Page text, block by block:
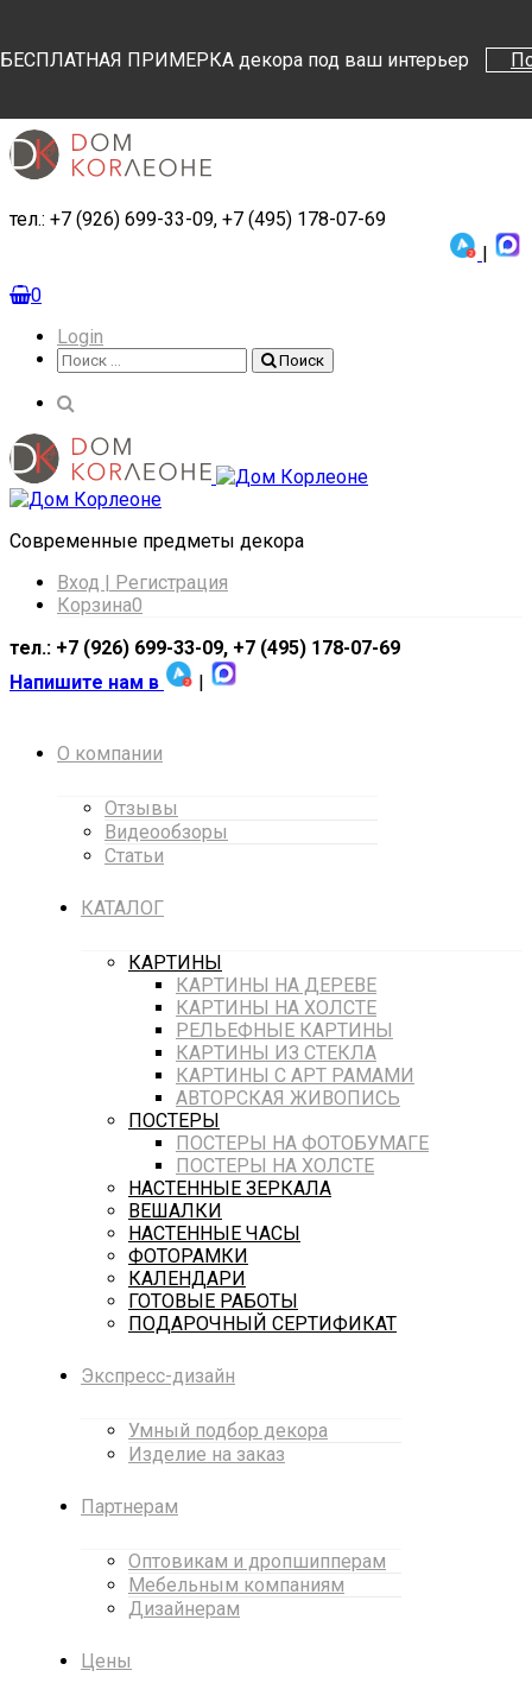
БЕСПЛАТНАЯ ПРИМЕРКА декора под ваш интерьер
тел.: +7 (926) 699-33-09, +7 (495) 178-07-69
|
0
Login
Поиск
Поиск
Cовременные предметы декора
Вход | Регистрация
Корзина0
тел.: +7 (926) 699-33-09, +7 (495) 178-07-69
Напишите нам в
|
О компании
Отзывы
Видеообзоры
Статьи
КАТАЛОГ
КАРТИНЫ
КАРТИНЫ НА ДЕРЕВЕ
КАРТИНЫ НА ХОЛСТЕ
РЕЛЬЕФНЫЕ КАРТИНЫ
КАРТИНЫ ИЗ СТЕКЛА
КАРТИНЫ С АРТ РАМАМИ
АВТОРСКАЯ ЖИВОПИСЬ
ПОСТЕРЫ
ПОСТЕРЫ НА ФОТОБУМАГЕ
ПОСТЕРЫ НА ХОЛСТЕ
НАСТЕННЫЕ ЗЕРКАЛА
ВЕШАЛКИ
НАСТЕННЫЕ ЧАСЫ
ФОТОРАМКИ
КАЛЕНДАРИ
ГОТОВЫЕ РАБОТЫ
ПОДАРОЧНЫЙ СЕРТИФИКАТ
Экспресс-дизайн
Умный подбор декора
Изделие на заказ
Партнерам
Оптовикам и дропшипперам
Мебельным компаниям
Дизайнерам
Цены